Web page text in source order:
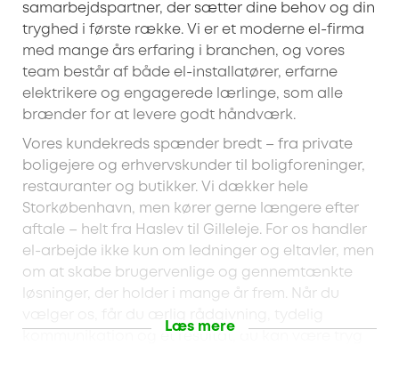
samarbejdspartner, der sætter dine behov og din
tryghed i første række. Vi er et moderne el-firma
med mange års erfaring i branchen, og vores
team består af både el-installatører, erfarne
elektrikere og engagerede lærlinge, som alle
brænder for at levere godt håndværk.
Vores kundekreds spænder bredt – fra private
boligejere og erhvervskunder til boligforeninger,
restauranter og butikker. Vi dækker hele
Storkøbenhavn, men kører gerne længere efter
aftale – helt fra Haslev til Gilleleje. For os handler
el-arbejde ikke kun om ledninger og eltavler, men
om at skabe brugervenlige og gennemtænkte
løsninger, der holder i mange år frem. Når du
Læs mere